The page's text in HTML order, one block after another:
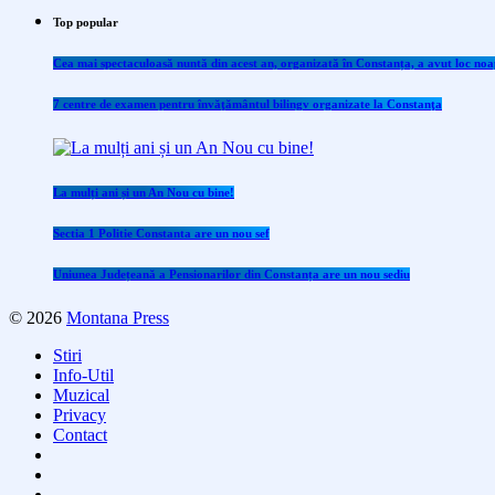
Top popular
Cea mai spectaculoasă nuntă din acest an, organizată în Constanța, a avut loc
7 centre de examen pentru învăţământul bilingv organizate la Constanţa
La mulți ani și un An Nou cu bine!
Sectia 1 Politie Constanta are un nou sef
Uniunea Județeană a Pensionarilor din Constanța are un nou sediu
© 2026 Montana Press
Stiri
Info-Util
Muzical
Privacy
Contact